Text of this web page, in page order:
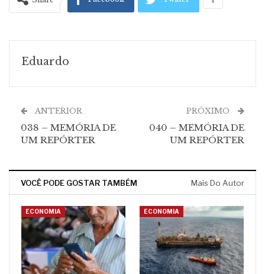
Eduardo
ANTERIOR
038 – MEMÓRIA DE
UM REPÓRTER
PRÓXIMO
040 – MEMÓRIA DE
UM REPÓRTER
VOCÊ PODE GOSTAR TAMBÉM Mais Do Autor
ECONOMIA ECONOMIA